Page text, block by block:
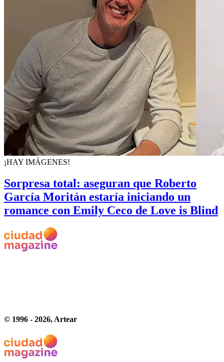
¡HAY IMÁGENES!
Sorpresa total: aseguran que Roberto
García Moritán estaría iniciando un
romance con Emily Ceco de Love is Blind
© 1996 - 2026, Artear